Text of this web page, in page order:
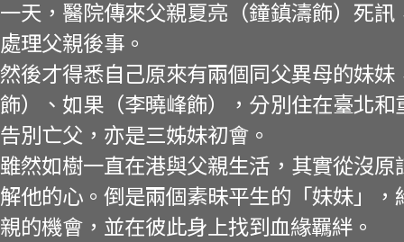
一天，醫院傳來父親夏亮（鐘鎮濤飾）死訊
處理父親後事。
然後才得悉自己原來有兩個同父異母的妹妹
飾）、如果（李曉峰飾），分別住在臺北和
告別亡父，亦是三姊妹初會。
雖然如樹一直在港與父親生活，其實從沒原
解他的心。倒是兩個素昧平生的「妹妹」，
親的機會，並在彼此身上找到血緣羈絆。